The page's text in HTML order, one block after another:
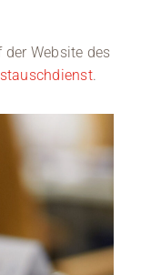
Website des
.